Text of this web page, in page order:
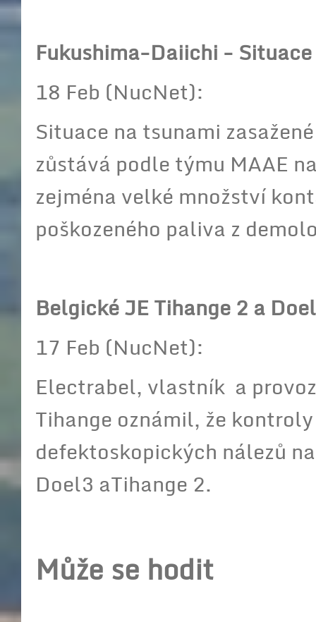
Fukushima-Daiichi -
18 Feb (NucNet):
Situace na tsunami
zůstává podle týmu MAAE
zejména velké množství
poškozeného paliva z
Belgické JE Tihange 2 a
17 Feb (NucNet):
Electrabel, vlastník a
Tihange oznámil, že
defektoskopických nálezů
Doel3 aTihange 2.
Může se hodit